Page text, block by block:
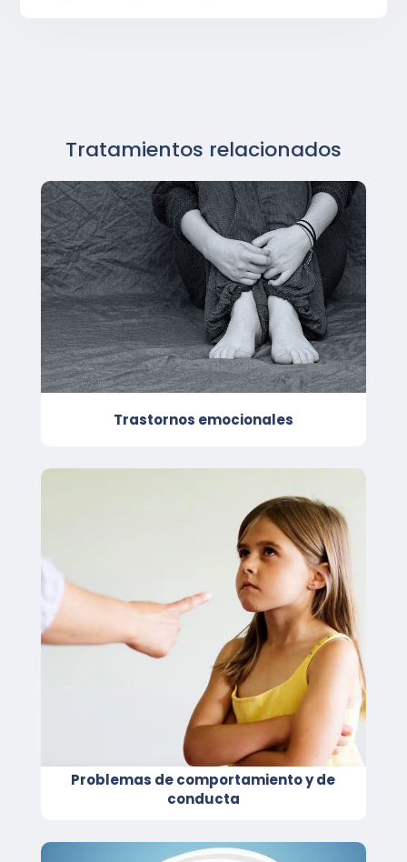
Tratamientos relacionados
Trastornos emocionales
Problemas de comportamiento y de
conducta